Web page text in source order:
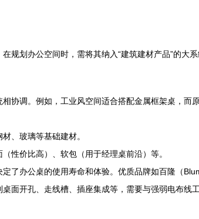
规划办公空间时，需将其纳入“建筑建材产品”的大
协调。例如，工业风空间适合搭配金属框架桌，而
、玻璃等基础建材。
性价比高）、软包（用于经理桌前沿）等。
了办公桌的使用寿命和体验。优质品牌如百隆（
面开孔、走线槽、插座集成等，需要与强弱电布线